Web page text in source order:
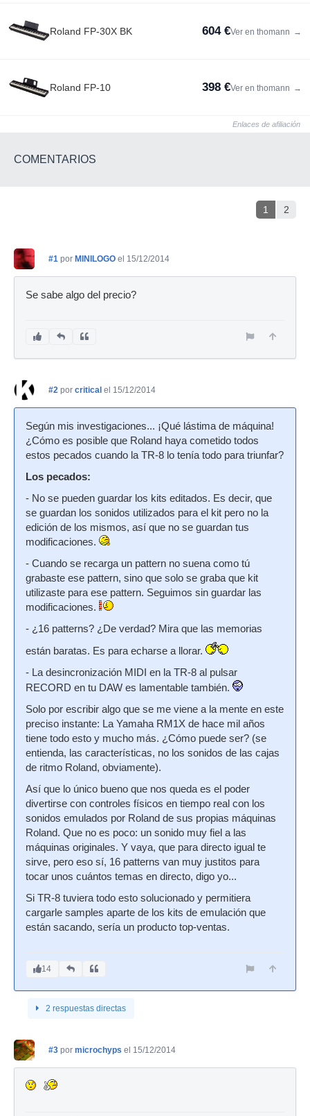
Roland FP-30X BK 604 €Ver en thomann →
Roland FP-10 398 €Ver en thomann →
Enlaces de afiliación
COMENTARIOS
1 2
#1 por MINILOGO el 15/12/2014
Se sabe algo del precio?
#2 por critical el 15/12/2014
Según mis investigaciones... ¡Qué lástima de máquina!
¿Cómo es posible que Roland haya cometido todos
estos pecados cuando la TR-8 lo tenía todo para triunfar?
Los pecados:
- No se pueden guardar los kits editados. Es decir, que
se guardan los sonidos utilizados para el kit pero no la
edición de los mismos, así que no se guardan tus
modificaciones.
- Cuando se recarga un pattern no suena como tú
grabaste ese pattern, sino que solo se graba que kit
utilizaste para ese pattern. Seguimos sin guardar las
modificaciones.
- ¿16 patterns? ¿De verdad? Mira que las memorias
están baratas. Es para echarse a llorar.
- La desincronización MIDI en la TR-8 al pulsar
RECORD en tu DAW es lamentable también.
Solo por escribir algo que se me viene a la mente en este
preciso instante: La Yamaha RM1X de hace mil años
tiene todo esto y mucho más. ¿Cómo puede ser? (se
entienda, las características, no los sonidos de las cajas
de ritmo Roland, obviamente).
Así que lo único bueno que nos queda es el poder
divertirse con controles físicos en tiempo real con los
sonidos emulados por Roland de sus propias máquinas
Roland. Que no es poco: un sonido muy fiel a las
máquinas originales. Y vaya, que para directo igual te
sirve, pero eso sí, 16 patterns van muy justitos para
tocar unos cuántos temas en directo, digo yo...
Si TR-8 tuviera todo esto solucionado y permitiera
cargarle samples aparte de los kits de emulación que
están sacando, sería un producto top-ventas.
14
2 respuestas directas
#3 por microchyps el 15/12/2014